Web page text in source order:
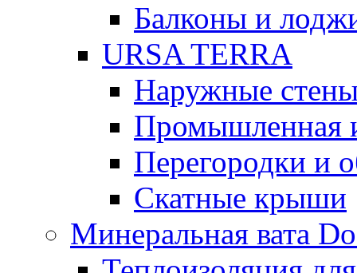
Балконы и
URSA TERRA
Наружные
Промышленная
Перегородки и
Скатные крыши
Минеральная вата